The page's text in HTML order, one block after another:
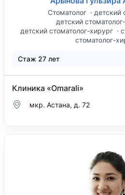
Стоматолог
детский
детский
детский стоматолог-хирург
стоматолог-
Стаж 27 лет
Клиника «Omarali»
мкр. Астана, д. 72